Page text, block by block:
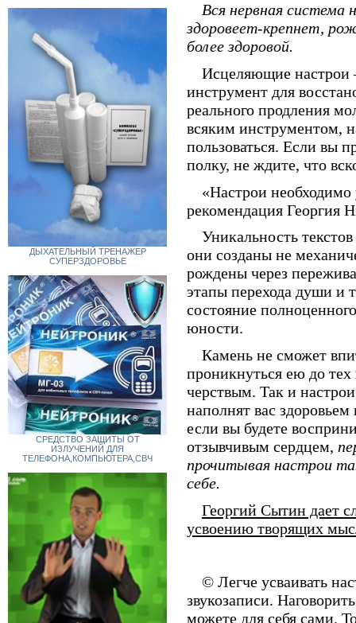
ДЫХАТЕЛЬНЫЙ ТРЕНАЖЕР
СУПЕРЗДОРОВЬЕ
СРЕДСТВО ЗАЩИТЫ ОТ
ИЗЛУЧЕНИЙ ДЛЯ
ТЕЛЕФОНА,КОМПЬЮТЕРА,СВЧ
Вся нервная система
здоровеет-крепнет,
более здоровой.
Исцеляющие
инструмент для
реального продления
всяким инструментом,
пользоваться. Если вы
полку, не ждите, что
«Настрои необходимо
рекомендация Георгия
Уникальность
они созданы не
рождены через
этапы перехода души и
состояние
юности.
Камень не сможет
проникнуться ею до
черствым. Так и
наполнят вас
если вы будете
отзывчивым сердцем,
прочитывая настрои
себе.
Георгий Сытин дает
усвоению творящих
© Легче усваивать
звукозаписи.
можете для себя сами.